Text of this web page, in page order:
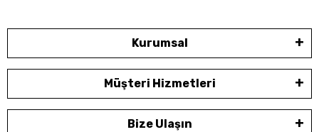
Kurumsal
Müşteri Hizmetleri
Bize Ulaşın